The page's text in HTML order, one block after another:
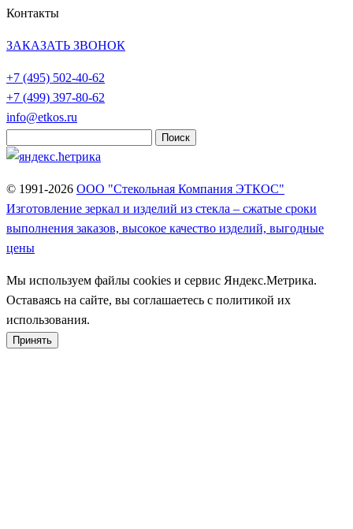
Контакты
ЗАКАЗАТЬ ЗВОНОК
+7 (495) 502-40-62
+7 (499) 397-80-62
info@etkos.ru
© 1991-2026 ООО "Стекольная Компания ЭТКОС"
Изготовление зеркал и изделий из стекла – сжатые сроки
выполнения заказов, высокое качество изделий, выгодные
цены
Мы используем файлы cookies и сервис Яндекс.Метрика.
Оставаясь на сайте, вы соглашаетесь с политикой их
использования.
Принять